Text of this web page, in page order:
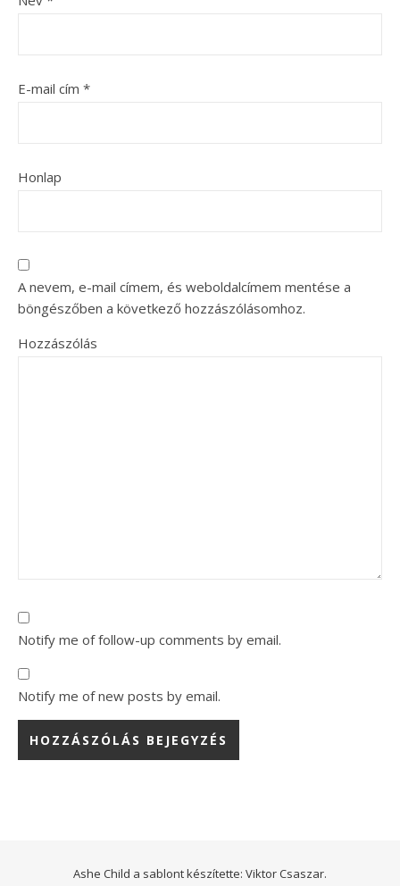
E-mail cím *
Honlap
A nevem, e-mail címem, és weboldalcímem mentése a
böngészőben a következő hozzászólásomhoz.
Hozzászólás
Notify me of follow-up comments by email.
Notify me of new posts by email.
Ashe Child a sablont készítette: Viktor Csaszar.